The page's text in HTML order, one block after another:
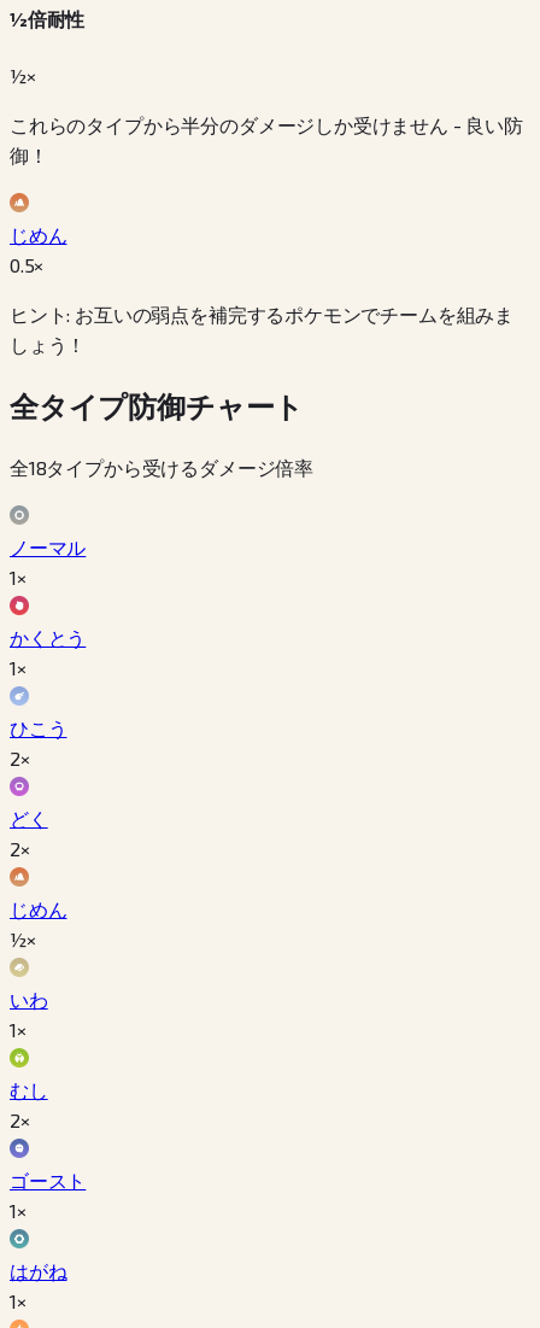
½倍耐性
½×
これらのタイプから半分のダメージしか受けません - 良い防
御！
じめん
0.5×
ヒント: お互いの弱点を補完するポケモンでチームを組みま
しょう！
全タイプ防御チャート
全18タイプから受けるダメージ倍率
ノーマル
1×
かくとう
1×
ひこう
2×
どく
2×
じめん
½×
いわ
1×
むし
2×
ゴースト
1×
はがね
1×